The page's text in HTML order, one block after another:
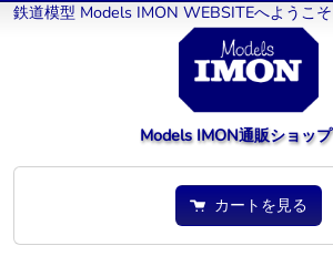
鉄道模型 Models IMON WEBSITEへようこそ
Models IMON通販ショップ
カートを見る